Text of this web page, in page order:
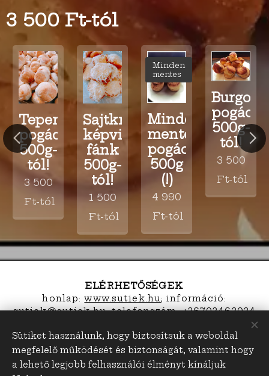
3 500Ft-tól
Tepertős
pogácsa
500g-
tól!
3 500
Ft-tól
Sajtkrémes
képviselő
fánk
500g-
tól!
1 500
Ft-tól
Minden
mentes
pogácsa
500g
(!)
Minden
mentes
4 990
Ft-tól
pogácsa
500g-
tól!
3 500
Ft-tól
ELÉRHETŐSÉGEK
honlap:www.sutiek.hu; információ:
sutiek@sutiek.hu; telefonszám: +36703463034
sutiek.hu Sütik
Sütiket használunk, hogy biztosítsuk a weboldal
megfelelő működését és biztonságát, valamint hogy
a lehető legjobb felhasználói élményt kínáljuk